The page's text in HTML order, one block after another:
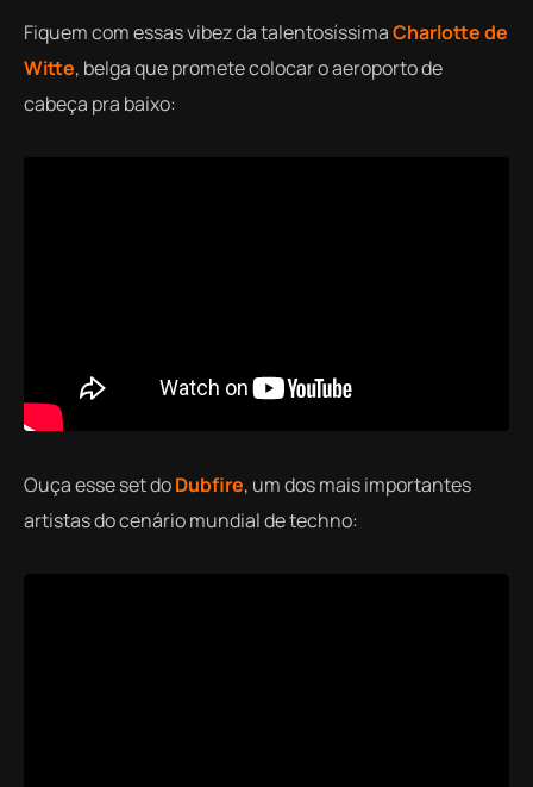
Fiquem com essas vibez da talentosíssimaCharlotte de
Witte, belga que promete colocar o aeroporto de
cabeça pra baixo:
Ouça esse set doDubfire, um dos mais importantes
artistas do cenário mundial de techno: